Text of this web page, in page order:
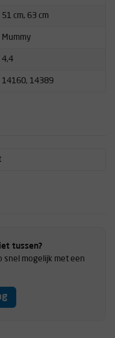
51 cm, 63 cm
Mummy
4,4
14160, 14389
tussen?
snel mogelijk met een